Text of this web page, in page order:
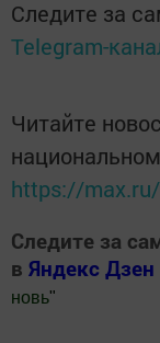
Следите за
Telegram-
Читайте
https://
Следите за
в Яндекс Дзен
новь"